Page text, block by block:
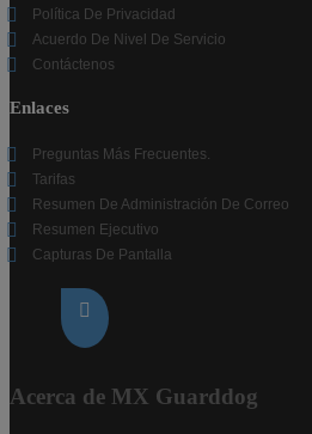
Política De Privacidad
Acuerdo De Nivel De Servicio
Contáctenos
Enlaces
Preguntas Más Frecuentes.
Tarifas
Resumen De Administración De Correo
Resumen Ejecutivo
Capturas De Pantalla
Acerca de MX Guarddog